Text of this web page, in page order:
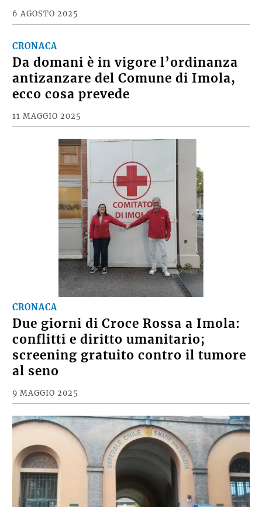
6 AGOSTO 2025
CRONACA
Da domani è in vigore l’ordinanza
antizanzare del Comune di Imola,
ecco cosa prevede
11 MAGGIO 2025
CRONACA
Due giorni di Croce Rossa a Imola:
conflitti e diritto umanitario;
screening gratuito contro il tumore
al seno
9 MAGGIO 2025